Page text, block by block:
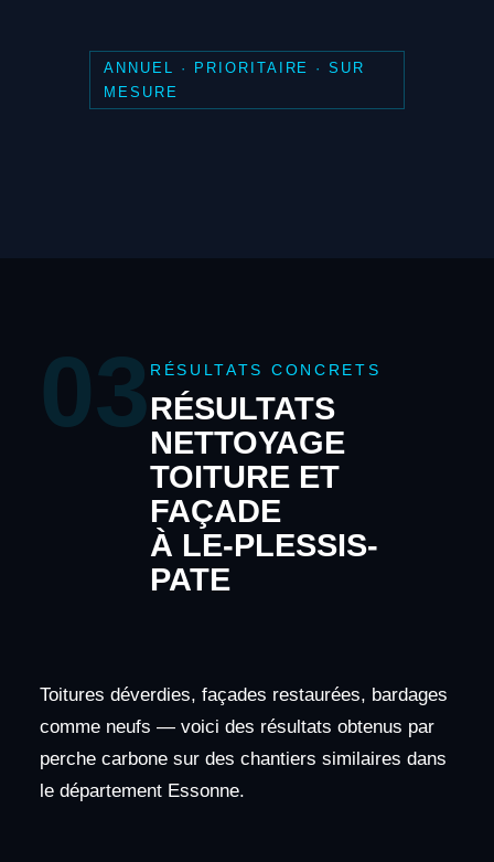
ANNUEL · PRIORITAIRE · SUR
MESURE
03 RÉSULTATS CONCRETS
RÉSULTATS
NETTOYAGE
TOITURE ET
FAÇADE
À LE-PLESSIS-
PATE
Toitures déverdies, façades restaurées, bardages
comme neufs — voici des résultats obtenus par
perche carbone sur des chantiers similaires dans
le département Essonne.